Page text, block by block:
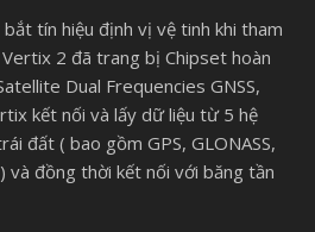
bắt tín hiệu định vị vệ tinh khi tham
2 đã trang bị Chipset hoàn
Dual Frequencies GNSS,
kết nối và lấy dữ liệu từ 5 hệ
đất ( bao gồm GPS, GLONASS,
và đồng thời kết nối với băng tần